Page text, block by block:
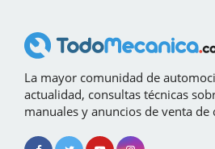
La mayor comunidad de
actualidad, consultas técnicas
manuales y anuncios de venta de